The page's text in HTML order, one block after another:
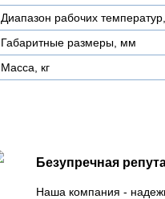
Диапазон рабочих
Габаритные размеры, мм
Масса, кг
Безупречная
Наша компания -